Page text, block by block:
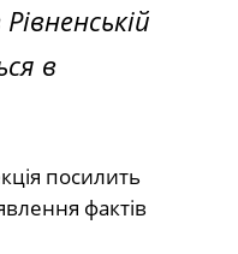
в
посилить
фактів